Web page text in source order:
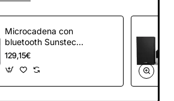
Microcadena con
bluetooth Sunstech
MIC200BTBK/ 30W
129,15€